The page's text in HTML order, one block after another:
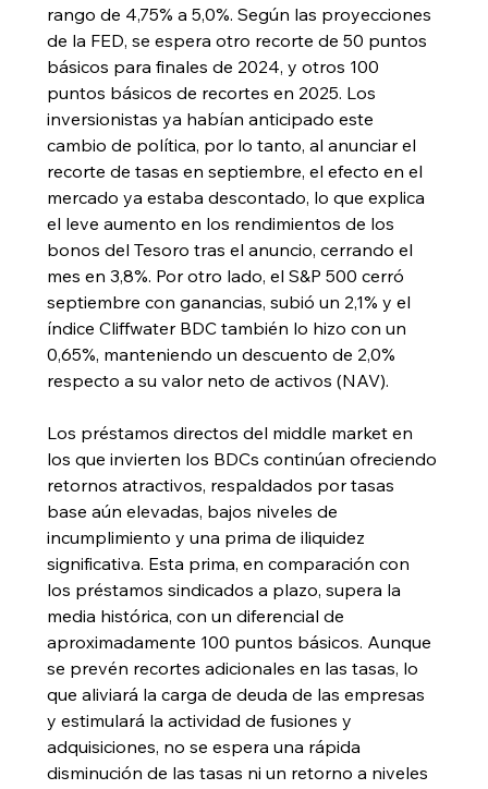
rango de 4,75% a 5,0%. Según las proyecciones
de la FED, se espera otro recorte de 50 puntos
básicos para finales de 2024, y otros 100
puntos básicos de recortes en 2025. Los
inversionistas ya habían anticipado este
cambio de política, por lo tanto, al anunciar el
recorte de tasas en septiembre, el efecto en el
mercado ya estaba descontado, lo que explica
el leve aumento en los rendimientos de los
bonos del Tesoro tras el anuncio, cerrando el
mes en 3,8%. Por otro lado, el S&P 500 cerró
septiembre con ganancias, subió un 2,1% y el
índice Cliffwater BDC también lo hizo con un
0,65%, manteniendo un descuento de 2,0%
respecto a su valor neto de activos (NAV).
Los préstamos directos del middle market en
los que invierten los BDCs continúan ofreciendo
retornos atractivos, respaldados por tasas
base aún elevadas, bajos niveles de
incumplimiento y una prima de iliquidez
significativa. Esta prima, en comparación con
los préstamos sindicados a plazo, supera la
media histórica, con un diferencial de
aproximadamente 100 puntos básicos. Aunque
se prevén recortes adicionales en las tasas, lo
que aliviará la carga de deuda de las empresas
y estimulará la actividad de fusiones y
adquisiciones, no se espera una rápida
disminución de las tasas ni un retorno a niveles